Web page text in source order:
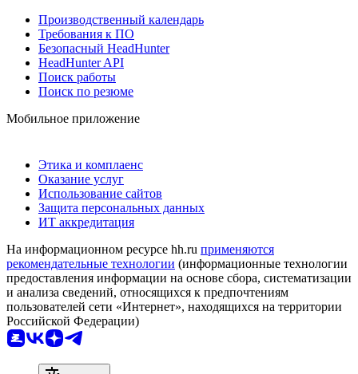
Производственный календарь
Требования к ПО
Безопасный HeadHunter
HeadHunter API
Поиск работы
Поиск по резюме
Мобильное приложение
Этика и комплаенс
Оказание услуг
Использование сайтов
Защита персональных данных
ИТ аккредитация
На информационном ресурсе hh.ru применяются
рекомендательные технологии (информационные технологии
предоставления информации на основе сбора, систематизации
и анализа сведений, относящихся к предпочтениям
пользователей сети «Интернет», находящихся на территории
Российской Федерации)